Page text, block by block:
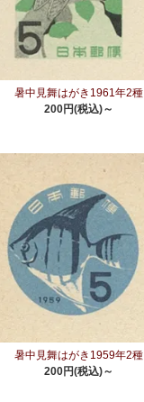
暑中見舞はがき1961年2種
200円(税込)～
暑中見舞はがき1959年2種
200円(税込)～